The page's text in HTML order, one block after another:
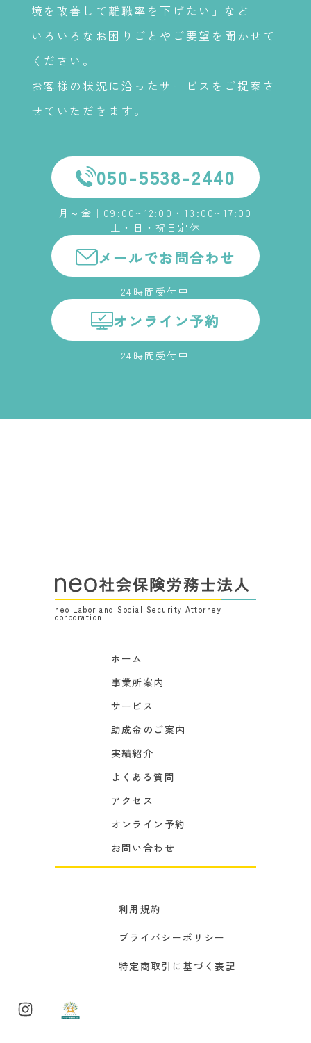
境を改善して離職率を下げたい」など
いろいろなお困りごとやご要望を聞かせて
ください。
お客様の状況に沿ったサービスをご提案さ
せていただきます。
050-5538-2440
月～金｜09:00~12:00・13:00~17:00
土・日・祝日定休
メールでお問合わせ
24時間受付中
オンライン予約
24時間受付中
neo Labor and Social Security Attorney
corporation
ホーム
事業所案内
サービス
助成金のご案内
実績紹介
よくある質問
アクセス
オンライン予約
お問い合わせ
利用規約
プライバシーポリシー
特定商取引に基づく表記